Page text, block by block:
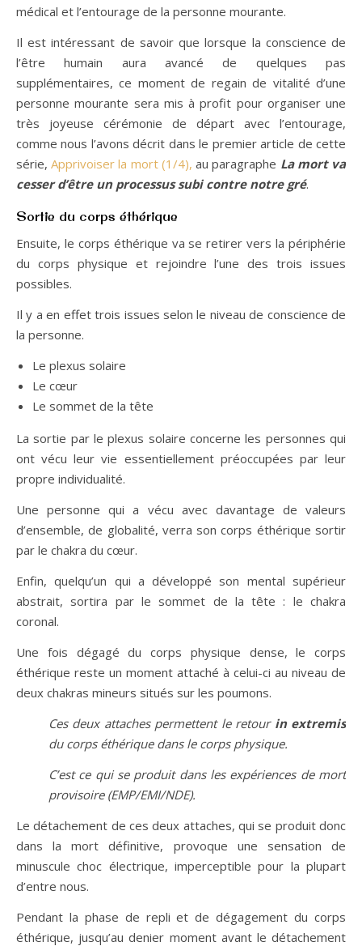
médical et l’entourage de la personne mourante.
Il est intéressant de savoir que lorsque la conscience de
l’être humain aura avancé de quelques pas
supplémentaires, ce moment de regain de vitalité d’une
personne mourante sera mis à profit pour organiser une
très joyeuse cérémonie de départ avec l’entourage,
comme nous l’avons décrit dans le premier article de cette
série,Apprivoiser la mort (1/4), au paragraphe La mort va
cesser d’être un processus subi contre notre gré.
Sortie du corps éthérique
Ensuite, le corps éthérique va se retirer vers la périphérie
du corps physique et rejoindre l’une des trois issues
possibles.
Il y a en effet trois issues selon le niveau de conscience de
la personne.
Le plexus solaire
Le cœur
Le sommet de la tête
La sortie par le plexus solaire concerne les personnes qui
ont vécu leur vie essentiellement préoccupées par leur
propre individualité.
Une personne qui a vécu avec davantage de valeurs
d’ensemble, de globalité, verra son corps éthérique sortir
par le chakra du cœur.
Enfin, quelqu’un qui a développé son mental supérieur
abstrait, sortira par le sommet de la tête : le chakra
coronal.
Une fois dégagé du corps physique dense, le corps
éthérique reste un moment attaché à celui-ci au niveau de
deux chakras mineurs situés sur les poumons.
Ces deux attaches permettent le retour in extremis
du corps éthérique dans le corps physique.
C’est ce qui se produit dans les expériences de mort
provisoire (EMP/EMI/NDE).
Le détachement de ces deux attaches, qui se produit donc
dans la mort définitive, provoque une sensation de
minuscule choc électrique, imperceptible pour la plupart
d’entre nous.
Pendant la phase de repli et de dégagement du corps
éthérique, jusqu’au denier moment avant le détachement